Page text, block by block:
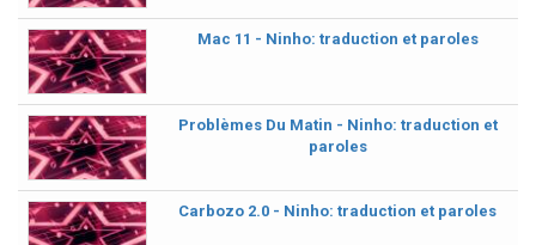
Mac 11 - Ninho: traduction et paroles
Problèmes Du Matin - Ninho: traduction et
paroles
Carbozo 2.0 - Ninho: traduction et paroles